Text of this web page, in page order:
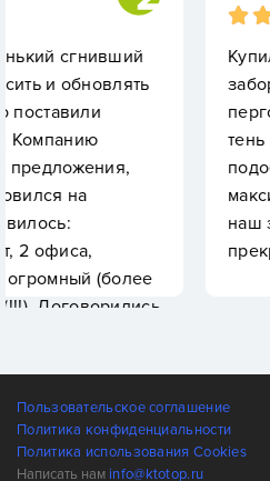
к
Купили участок
забор
перголу,все
тень и все
подобрать
максимально
наш
Пользовательское соглашение
Политика конфиденциальности
Политика использования Cookies
Написать нам info@ktotop.ru